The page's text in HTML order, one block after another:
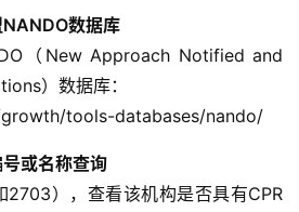
数据库
（New Approach Notified and
）数据库：
tools-databases/nando/
或名称查询
2703），查看该机构是否具有CPR